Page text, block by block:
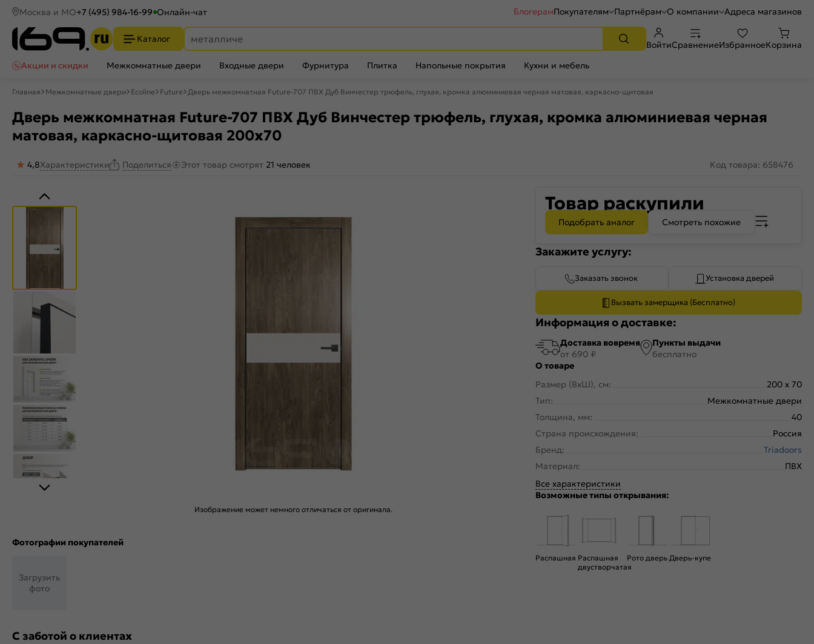
Москва и МО+7 (495) 984-16-99 Онлайн-чат БлогерамПокупателям Партнёрам О компании Адреса магазинов
Каталог
ВойтиСравнениеИзбранноеКорзина
Акции и скидки
Межкомнатные двери Входные двери Фурнитура Плитка Напольные покрытия Кухни и мебель
Главная Межкомнатные двери Ecoline Future Дверь межкомнатная Future-707 ПВХ Дуб Винчестер трюфель, глухая, кромка алюминиевая черная матовая, каркасно-щитовая
Дверь межкомнатная Future-707 ПВХ Дуб Винчестер трюфель, глухая, кромка алюминиевая черная
матовая, каркасно-щитовая 200x70
4,8Характеристики Поделиться Этот товар смотрят 21 человек Код товара: 658476
Изображение может немного отличаться от оригинала.
Фотографии покупателей
Загрузить
фото
С заботой о клиентах
Товар раскупили
Подобрать аналог Смотреть похожие
Закажите услугу:
Заказать звонок Установка дверей
Вызвать замерщика (Бесплатно)
Информация о доставке:
Доставка вовремя
от 690 ₽
Пункты выдачи
бесплатно
О товаре
Размер (ВхШ), см:
200 x 70
Тип:
Межкомнатные двери
Толщина, мм:
40
Страна происхождения:
Россия
Бренд:
Triadoors
Материал:
ПВХ
Все характеристики
Возможные типы открывания:
Распашная Распашная
двустворчатая
Рото дверь Дверь-купе